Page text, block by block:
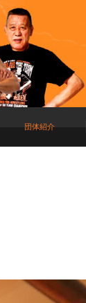
団体紹介